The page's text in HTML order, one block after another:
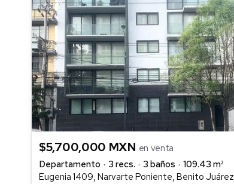
$5,700,000 MXN en venta
Departamento
3 recs. 3 baños
109.43 m²
Eugenia 1409, Narvarte Poniente, Benito Juárez